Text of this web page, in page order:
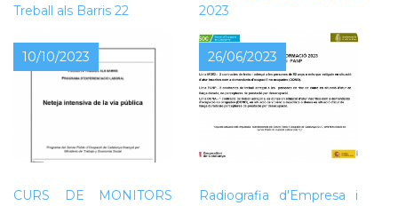
10/10/2023
Treball als Barris 22
26/06/2023
2023
CURS DE MONITORS
Radiografia d'Empresa i